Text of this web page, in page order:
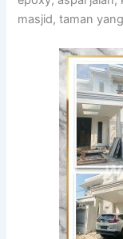
masjid, taman